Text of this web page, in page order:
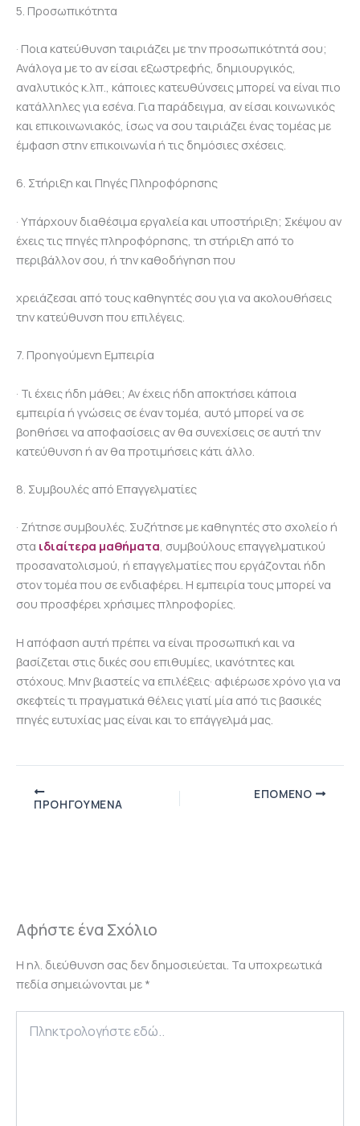
5. Προσωπικότητα
· Ποια κατεύθυνση ταιριάζει με την προσωπικότητά σου;
Ανάλογα με το αν είσαι εξωστρεφής, δημιουργικός,
αναλυτικός κ.λπ., κάποιες κατευθύνσεις μπορεί να είναι πιο
κατάλληλες για εσένα. Για παράδειγμα, αν είσαι κοινωνικός
και επικοινωνιακός, ίσως να σου ταιριάζει ένας τομέας με
έμφαση στην επικοινωνία ή τις δημόσιες σχέσεις.
6. Στήριξη και Πηγές Πληροφόρησης
· Υπάρχουν διαθέσιμα εργαλεία και υποστήριξη; Σκέψου αν
έχεις τις πηγές πληροφόρησης, τη στήριξη από το
περιβάλλον σου, ή την καθοδήγηση που
χρειάζεσαι από τους καθηγητές σου για να ακολουθήσεις
την κατεύθυνση που επιλέγεις.
7. Προηγούμενη Εμπειρία
· Τι έχεις ήδη μάθει; Αν έχεις ήδη αποκτήσει κάποια
εμπειρία ή γνώσεις σε έναν τομέα, αυτό μπορεί να σε
βοηθήσει να αποφασίσεις αν θα συνεχίσεις σε αυτή την
κατεύθυνση ή αν θα προτιμήσεις κάτι άλλο.
8. Συμβουλές από Επαγγελματίες
· Ζήτησε συμβουλές. Συζήτησε με καθηγητές στο σχολείο ή
στα ιδιαίτερα μαθήματα, συμβούλους επαγγελματικού
προσανατολισμού, ή επαγγελματίες που εργάζονται ήδη
στον τομέα που σε ενδιαφέρει. Η εμπειρία τους μπορεί να
σου προσφέρει χρήσιμες πληροφορίες.
Η απόφαση αυτή πρέπει να είναι προσωπική και να
βασίζεται στις δικές σου επιθυμίες, ικανότητες και
στόχους. Μην βιαστείς να επιλέξεις· αφιέρωσε χρόνο για να
σκεφτείς τι πραγματικά θέλεις γιατί μία από τις βασικές
πηγές ευτυχίας μας είναι και το επάγγελμά μας.
ΠΡΟΗΓΟΎΜΕΝΑ
ΕΠΌΜΕΝΟ
Αφήστε ένα Σχόλιο
Η ηλ. διεύθυνση σας δεν δημοσιεύεται. Τα υποχρεωτικά
πεδία σημειώνονται με *
εδώ..